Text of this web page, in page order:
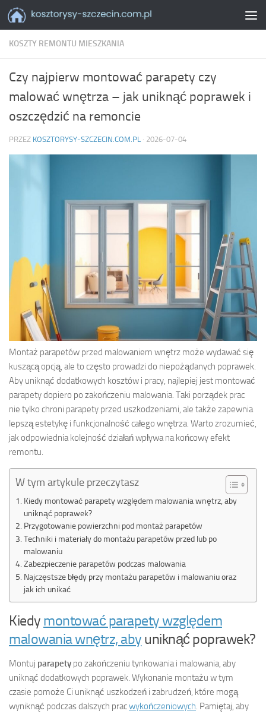
Skip to content
KOSZTY REMONTU MIESZKANIA
Czy najpierw montować parapety czy
malować wnętrza – jak uniknąć poprawek i
oszczędzić na remoncie
PRZEZ KOSZTORYSY-SZCZECIN.COM.PL · 2026-07-04
Montaż parapetów przed malowaniem wnętrz może wydawać się
kuszącą opcją, ale to często prowadzi do niepożądanych poprawek.
Aby uniknąć dodatkowych kosztów i pracy, najlepiej jest montować
parapety dopiero po zakończeniu malowania. Taki porządek prac
nie tylko chroni parapety przed uszkodzeniami, ale także zapewnia
lepszą estetykę i funkcjonalność całego wnętrza. Warto zrozumieć,
jak odpowiednia kolejność działań wpływa na końcowy efekt
remontu.
W tym artykule przeczytasz
Kiedy montować parapety względem malowania wnętrz, aby
uniknąć poprawek?
Przygotowanie powierzchni pod montaż parapetów
Techniki i materiały do montażu parapetów przed lub po
malowaniu
Zabezpieczenie parapetów podczas malowania
Najczęstsze błędy przy montażu parapetów i malowaniu oraz
jak ich unikać
Kiedy montować parapety względem
malowania wnętrz, aby uniknąć poprawek?
Montuj parapety po zakończeniu tynkowania i malowania, aby
uniknąć dodatkowych poprawek. Wykonanie montażu w tym
czasie pomoże Ci uniknąć uszkodzeń i zabrudzeń, które mogą
wyniknąć podczas dalszych pracwykończeniowych . Pamiętaj, aby